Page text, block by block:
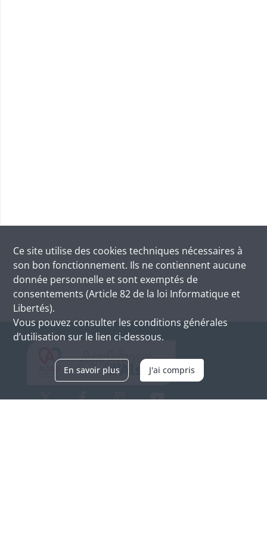
Ce site utilise des cookies techniques nécessaires à
son bon fonctionnement. Ils ne contiennent aucune
donnée personnelle et sont exemptés de
consentements (Article 82 de la loi Informatique et
Libertés).
Vous pouvez consulter les conditions générales
d’utilisation sur le lien ci-dessous.
En savoir plus J'ai compris